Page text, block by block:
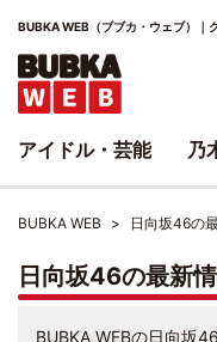
BUBKA WEB（ブブカ・ウェブ）｜
BUBKA WEB 日向坂46の
日向坂46の最新
BUBKA WEBの日向坂
アイドル・芸能 乃